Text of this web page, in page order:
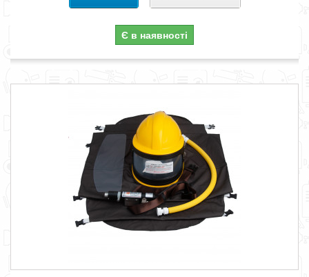
Є в наявності